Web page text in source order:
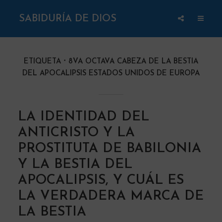
SABIDURÍA DE DIOS
ETIQUETA
8VA OCTAVA CABEZA DE LA BESTIA
DEL APOCALIPSIS ESTADOS UNIDOS DE EUROPA
LA IDENTIDAD DEL
ANTICRISTO Y LA
PROSTITUTA DE BABILONIA
Y LA BESTIA DEL
APOCALIPSIS, Y CUÁL ES
LA VERDADERA MARCA DE
LA BESTIA